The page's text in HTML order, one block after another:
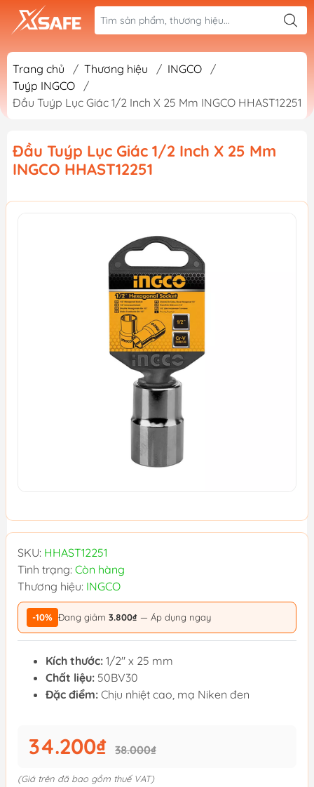
Trang chủ / Thương hiệu / INGCO
/
Tuýp INGCO
/
Đầu Tuýp Lục Giác 1/2 Inch X 25 Mm INGCO HHAST12251
Đầu Tuýp Lục Giác 1/2 Inch X 25 Mm
INGCO HHAST12251
SKU: HHAST12251
Tình trạng: Còn hàng
Thương hiệu: INGCO
-10% Đang giảm 3.800₫ — Áp dụng ngay
Kích thước: 1/2" x 25 mm
Chất liệu: 50BV30
Đặc điểm: Chịu nhiệt cao, mạ Niken đen
34.200₫ 38.000₫
(Giá trên đã bao gồm thuế VAT)